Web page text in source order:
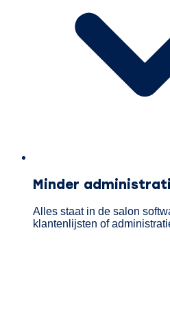
Minder
Alles staat in de salon
klantenlijsten of